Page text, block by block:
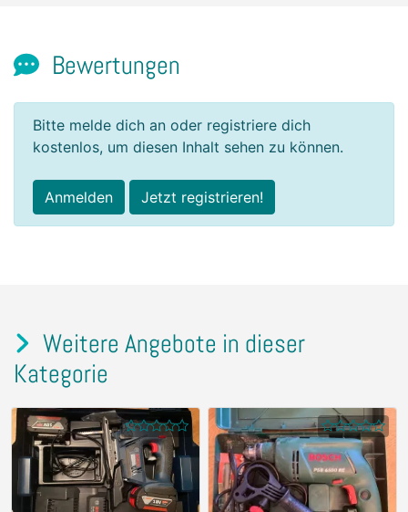
Bewertungen
Bitte melde dich an oder registriere dich
kostenlos, um diesen Inhalt sehen zu können.
Anmelden Jetzt registrieren!
Weitere Angebote in dieser
Kategorie